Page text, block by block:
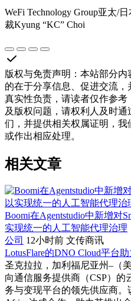
WeFi Technology Group亚太/
裁Kyung “KC” Choi
版权与免责声明 ： 本站部分内
的在于分享信息、促进交流
真实性负责，请读者仅作参
及版权问题，请权利人及时
们，并提供相关权属证明，
或作出相应处理。
相关文章
Boomi在Agentstudio中新增对
实现统一的人工智能代理治理
公司 12小时前 文传商讯
LotusFlare的DNO Cloud平台
圣克拉拉，加利福尼亚州–（
向通信服务提供商（CSP）
务与变现平台的领先供应商。